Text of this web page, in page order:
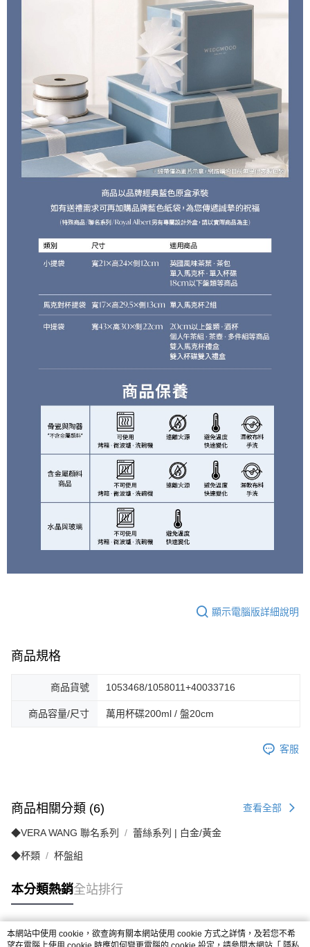
顯示電腦版詳細說明
商品規格
商品貨號 1053468/1058011+40033716
商品容量/尺寸 萬用杯碟200ml / 盤20cm
客服
商品相關分類 (6) 查看全部
◆VERA WANG 聯名系列 蕾絲系列 | 白金/黃金
◆杯類 杯盤組
本分類熱銷全站排行
熱門標籤
本網站中使用 cookie，欲查詢有關本網站使用 cookie 方式之詳情，及若您不希